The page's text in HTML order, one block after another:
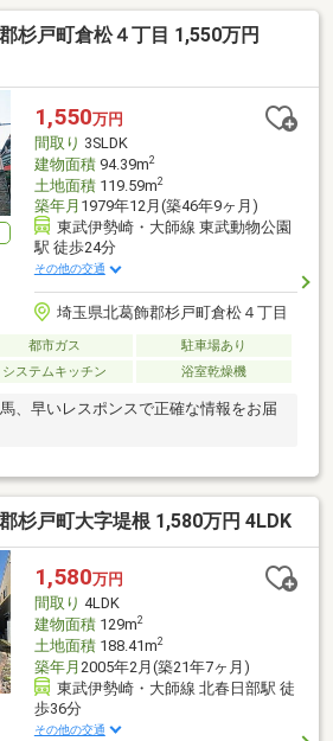
杉戸町倉松４丁目 1,550万円
1,550万円
間取り 3SLDK
建物面積94.39m2
土地面積119.59m2
築年月 1979年12月(築46年9ヶ月)
東武伊勢崎・大師線 東武動物公園
駅 徒歩24分
その他の交通
埼玉県北葛飾郡杉戸町倉松４丁目
都市ガス
駐車場あり
システムキッチン 浴室乾燥機
、早いレスポンスで正確な情報をお届
杉戸町大字堤根 1,580万円 4LDK
1,580万円
間取り 4LDK
建物面積129m2
土地面積188.41m2
築年月 2005年2月(築21年7ヶ月)
東武伊勢崎・大師線 北春日部駅 徒
歩36分
その他の交通